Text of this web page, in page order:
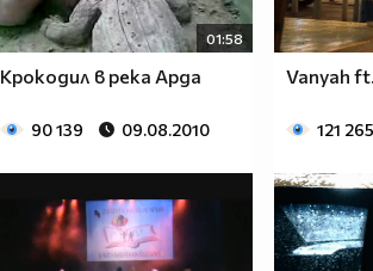
01:58
Крокодил в река Арда
90 139 09.08.2010
Vanyah
121 265